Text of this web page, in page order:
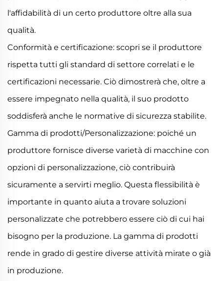
l'affidabilità di un certo produttore oltre alla sua
qualità.
Conformità e certificazione: scopri se il produttore
rispetta tutti gli standard di settore correlati e le
certificazioni necessarie. Ciò dimostrerà che, oltre a
essere impegnato nella qualità, il suo prodotto
soddisferà anche le normative di sicurezza stabilite.
Gamma di prodotti/Personalizzazione: poiché un
produttore fornisce diverse varietà di macchine con
opzioni di personalizzazione, ciò contribuirà
sicuramente a servirti meglio. Questa flessibilità è
importante in quanto aiuta a trovare soluzioni
personalizzate che potrebbero essere ciò di cui hai
bisogno per la produzione. La gamma di prodotti
rende in grado di gestire diverse attività mirate o già
in produzione.